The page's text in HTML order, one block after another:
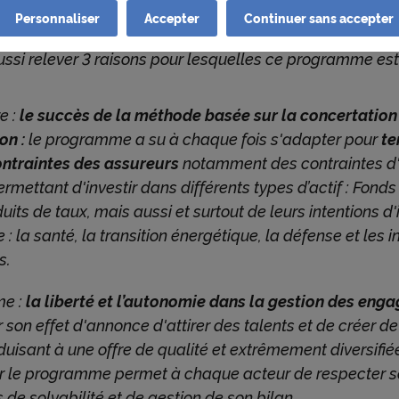
relever 3 raisons pour lesquelles ce programme
: le succès de la méthode basée sur la
:le programme a su à chaque fois s'adapter pour
des assureurs notamment des contraintes
d'investir dans différents types d’actif :
de taux, mais aussi et surtout de leurs intentions
: la santé, la transition énergétique, la défense et les
: la liberté et l’autonomie dans la gestion des
effet d'annonce d'attirer des talents et de créer
à une offre de qualité et extrêmement
le programme permet à chaque acteur de respecter
afin d'optimiser ses contenus et sa navigation.
cookies nécessitant votre accord pourront être déposés. Leurs
suivantes :
de publicité ciblée.
l'interaction avec le réseau social LinkedIn et permettre à ce
votre navigation, y compris hors du Site
de lire les messages de X (tweets) sur cnp.fr. X mesure
avec ces tweets et collecte des données qu'il peut
publicité ciblée.
plus d'information sur les cookies, vous pouvez consulter notre
relative aux cookies
sur « Continuer sans accepter » vous indiquez votre refus et
nécessaires au bon fonctionnement du Site et/ou à vous apporter
de navigation seront déposés.
Personnaliser Accepter Continuer sans accepter